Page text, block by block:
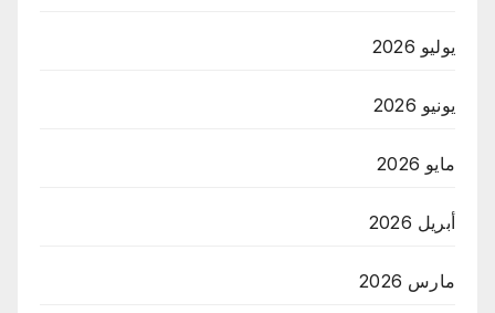
يوليو 2026
يونيو 2026
مايو 2026
أبريل 2026
مارس 2026